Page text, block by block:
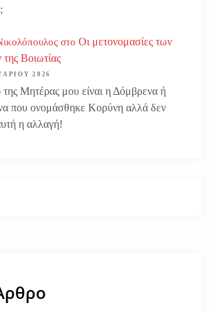
στο Οι μετονομασίες των
της Βοιωτίας
2026
Μητέρας μου είναι η Δόμβρενα ή
που ονομάσθηκε Κορύνη αλλά δεν
η αλλαγή!